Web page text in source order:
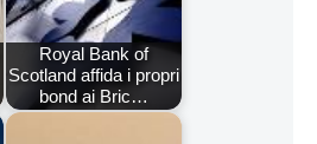
Royal Bank of
Scotland affida i propri
bond ai Bric…